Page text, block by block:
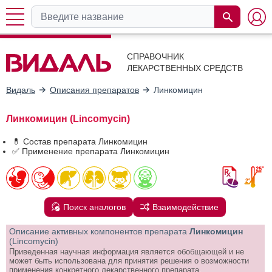
СПРАВОЧНИК
ЛЕКАРСТВЕННЫХ СРЕДСТВ
Видаль Описания препаратов Линкомицин
Линкомицин (Lincomycin)
💊 Состав препарата Линкомицин
✅ Применение препарата Линкомицин
Поиск аналогов Взаимодействие
Описание активных компонентов препарата Линкомицин
(Lincomycin)
Приведенная научная информация является обобщающей и не
может быть использована для принятия решения о возможности
применения конкретного лекарственного препарата.